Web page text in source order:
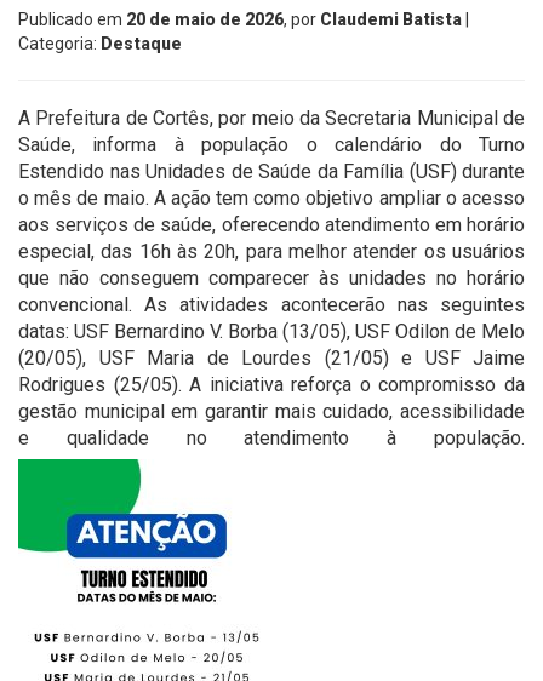
Publicado em 20 de maio de 2026, por Claudemi Batista
Categoria: Destaque
A Prefeitura de Cortês, por meio da Secretaria Municipal de
Saúde, informa à população o calendário do Turno
Estendido nas Unidades de Saúde da Família (USF) durante
o mês de maio. A ação tem como objetivo ampliar o acesso
aos serviços de saúde, oferecendo atendimento em horário
especial, das 16h às 20h, para melhor atender os usuários
que não conseguem comparecer às unidades no horário
convencional. As atividades acontecerão nas seguintes
datas: USF Bernardino V. Borba (13/05), USF Odilon de Melo
(20/05), USF Maria de Lourdes (21/05) e USF Jaime
Rodrigues (25/05). A iniciativa reforça o compromisso da
gestão municipal em garantir mais cuidado, acessibilidade
e qualidade no atendimento à população.